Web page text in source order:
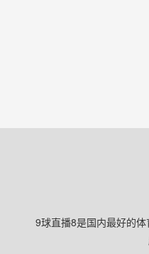
9球直播8是国内最好的